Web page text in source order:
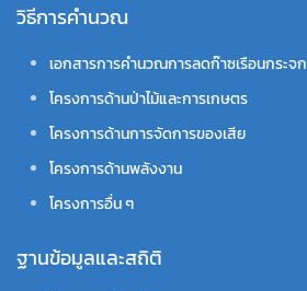
วิธีการคำนวณ
เอกสารการคำนวณการลดก๊าซเรือนกระจก
โครงการด้านป่าไม้และการเกษตร
โครงการด้านการจัดการของเสีย
โครงการด้านพลังงาน
โครงการอื่น ๆ
ฐานข้อมูลและสถิติ